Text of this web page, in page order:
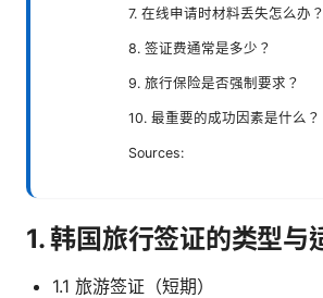
7. 在线申请时材料丢失怎么办？
8. 签证费通常是多少？
9. 旅行保险是否强制要求？
10. 最重要的成功因素是什么？
Sources:
1. 韩国旅行签证的类型与
1.1 旅游签证（短期）